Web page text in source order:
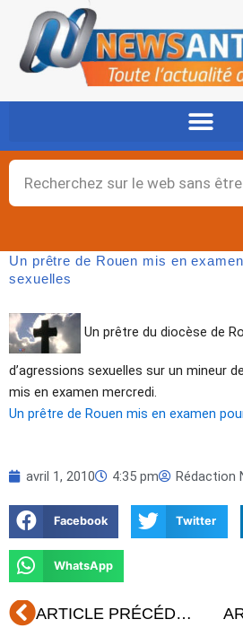
contenu
Rechercher
Un prêtre de Rouen mis en
sexuelles
Un prêtre du diocèse de
d’agressions sexuelles sur un mineur
mis en examen mercredi.
Un prêtre de Rouen mis en examen
avril 1, 2010 4:35 pm Rédaction
Facebook Twitter
WhatsApp
Précédent ARTICLE PRÉCÉDENT